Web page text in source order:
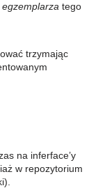
egzemplarza tego
trzymając
na inferface’y
w repozytorium